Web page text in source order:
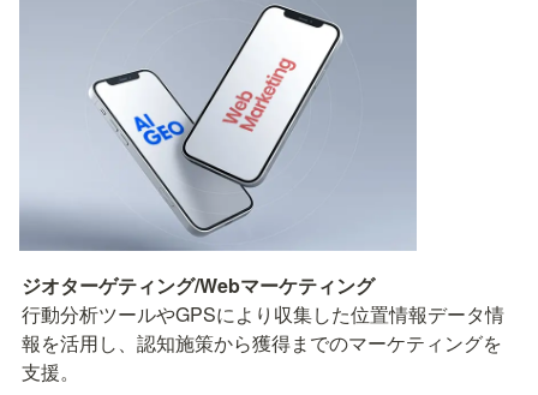
行動分析ツールやGPSにより収集した位置情報データ情
報を活用し、認知施策から獲得までのマーケティングを
支援。